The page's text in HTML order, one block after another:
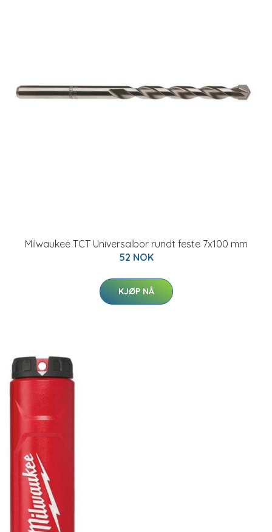
Milwaukee TCT Universalbor rundt feste 7x100 mm
52 NOK
KJØP NÅ